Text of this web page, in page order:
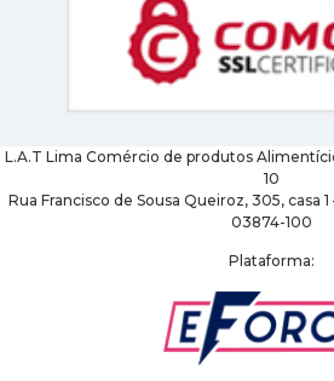
L.A.T Lima Comércio de produtos
10
Rua Francisco de Sousa Queiroz, 305, casa 1
03874-100
Plataforma: